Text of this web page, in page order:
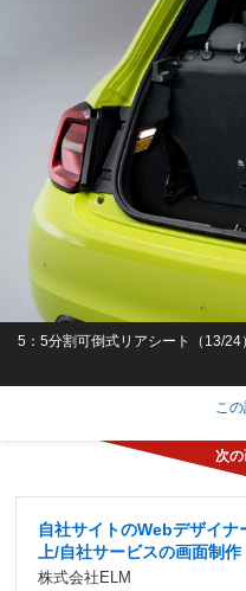
5：5分割可倒式リアシート（13/24
こ
自社サイトのWebデザイ
上/自社サービスの画面制作
株式会社ELM